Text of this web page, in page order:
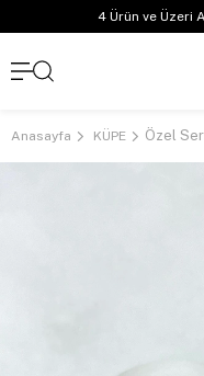
4 Ürün ve Üzeri
Anasayfa KÜPE Özel